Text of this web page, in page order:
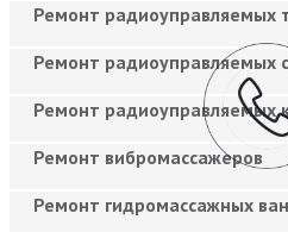
Ремонт радиоуправляемых
Ремонт радиоуправляемых
Ремонт радиоуправляемых
Ремонт вибромассажеров
Ремонт гидромассажных